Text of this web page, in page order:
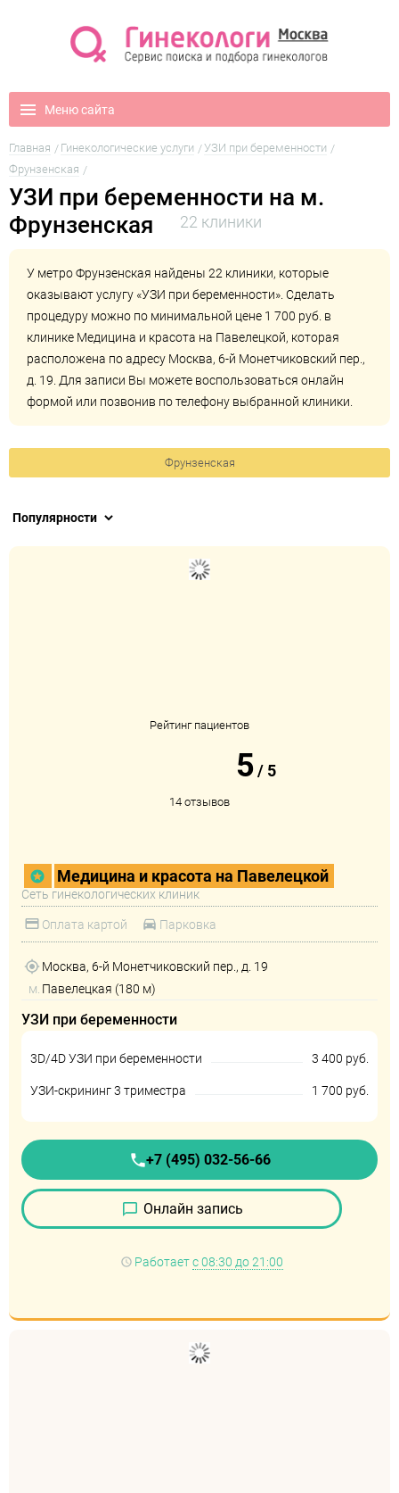
Меню сайта
Главная Гинекологические услуги
УЗИ при беременности
Фрунзенская
УЗИ при беременности на м.
Фрунзенская
22 клиники
У метро Фрунзенская найдены 22 клиники, которые
оказывают услугу «УЗИ при беременности». Сделать
процедуру можно по минимальной цене 1 700 руб. в
клинике Медицина и красота на Павелецкой, которая
расположена по адресу Москва, 6-й Монетчиковский пер.,
д. 19. Для записи Вы можете воспользоваться онлайн
формой или позвонив по телефону выбранной клиники.
Фрунзенская
Рейтинг пациентов
5/ 5
14 отзывов
Медицина и красота на Павелецкой
Сеть гинекологических клиник
Оплата картой Парковка
Москва, 6-й Монетчиковский пер., д. 19
м. Павелецкая (180 м)
УЗИ при беременности
3D/4D УЗИ при беременности 3 400 руб.
УЗИ-скрининг 3 триместра 1 700 руб.
+7 (495) 032-56-66
Онлайн запись
Работаетс 08:30 до 21:00